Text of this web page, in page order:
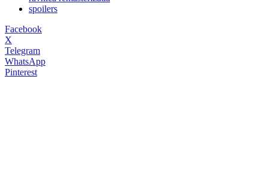
spoilers
Facebook
X
Telegram
WhatsApp
Pinterest